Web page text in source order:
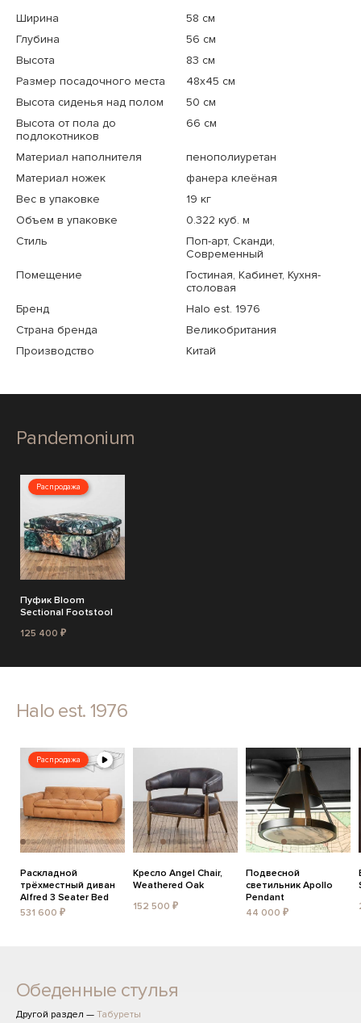
Ширина
58 см
Глубина
56 см
Высота
83 см
Размер посадочного места
48x45 см
Высота сиденья над полом
50 см
Высота от пола до
подлокотников
66 см
Материал наполнителя
пенополиуретан
Материал ножек
фанера клеёная
Вес в упаковке
19 кг
Объем в упаковке
0.322 куб. м
Стиль
Поп-арт, Сканди,
Современный
Помещение
Гостиная, Кабинет, Кухня-
столовая
Бренд
Halo est. 1976
Страна бренда
Великобритания
Производство
Китай
Pandemonium
Распродажа
Пуфик Bloom
Sectional Footstool
125 400 ₽
Halo est. 1976
Распродажа
Раскладной
трёхместный диван
Alfred 3 Seater Bed
531 600 ₽
Кресло Angel Chair,
Weathered Oak
152 500 ₽
Подвесной
светильник Apollo
Pendant
44 000 ₽
Обеденные стулья
Другой раздел — Табуреты